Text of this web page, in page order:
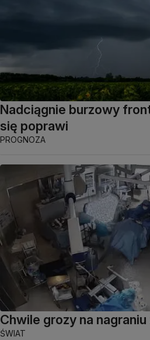
Nadciągnie burzowy
się poprawi
PROGNOZA
Chwile grozy na
ŚWIAT